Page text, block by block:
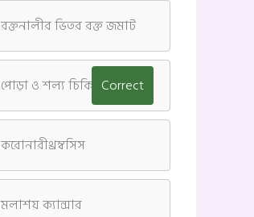
রক্তনালীর ভিতর রক্ত জমাট
পোড়া ও শল্য চিকিৎসাCorrect
করোনারীথ্রম্বসিস
মলাশয় ক্যান্সার